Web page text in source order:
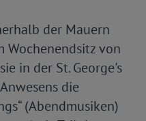
der Mauern
Wochenendsitz von
in der St. George's
die
(Abendmusiken)